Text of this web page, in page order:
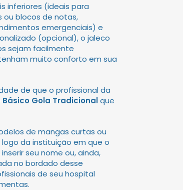
inferiores (ideais para
ou blocos de notas,
emergenciais) e
(opcional), o jaleco
sejam facilmente
muito conforto em sua
de que o profissional da
Gola Tradicionalque
de mangas curtas ou
logo da instituição em que o
seu nome ou, ainda,
no bordado desse
de seu hospital